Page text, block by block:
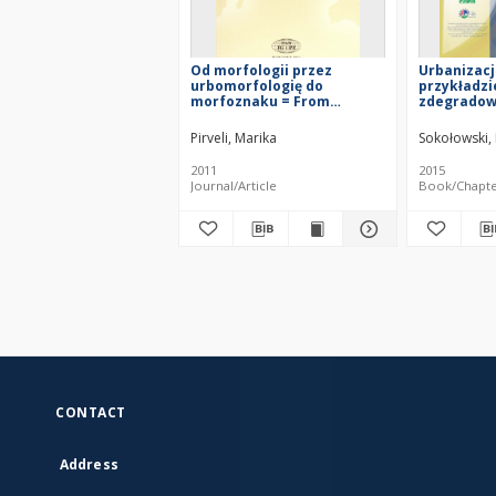
Od morfologii przez
urbomorfologię do
morfoznaku = From
morphology through to the
morphomark
Pirveli, Marika
2011
Journal/Article
the
towns in the
2015
Book/
CONTACT
Address